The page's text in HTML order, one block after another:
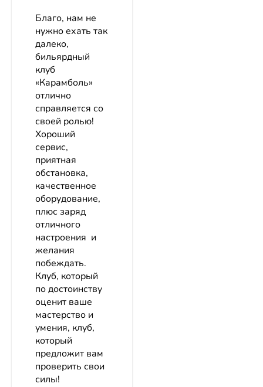
Благо, нам не
нужно ехать так
далеко,
бильярдный
клуб
«Карамболь»
отлично
справляется со
своей ролью!
Хороший
сервис,
приятная
обстановка,
качественное
оборудование,
плюс заряд
отличного
настроения и
желания
побеждать.
Клуб, который
по достоинству
оценит ваше
мастерство и
умения, клуб,
который
предложит вам
проверить свои
силы!